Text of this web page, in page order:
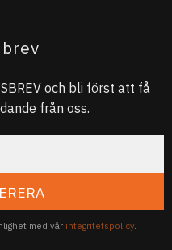
och bli först att få
från oss.
med vår integritetspolicy.